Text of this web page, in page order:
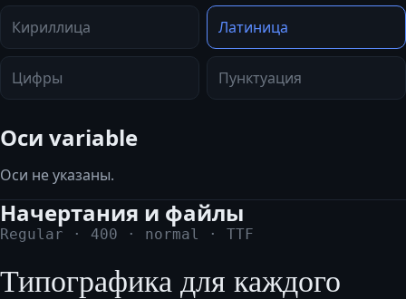
Кириллица Латиница
Цифры Пунктуация
Оси variable
Оси не указаны.
Начертания и файлы
Regular · 400 · normal · TTF
Типографика для каждого